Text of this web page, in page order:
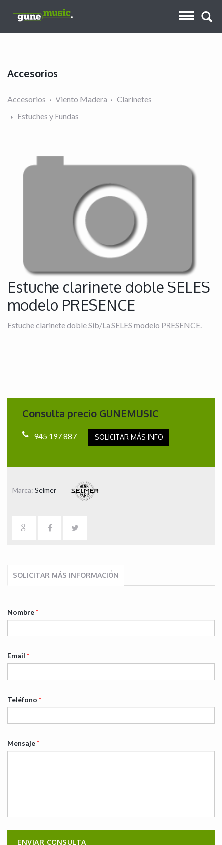
Accesorios
Accesorios Viento Madera
Clarinetes
Estuches y Fundas
Estuche clarinete doble SELES
modelo PRESENCE
Estuche clarinete doble Sib/La SELES modelo PRESENCE.
Consulta precio GUNEMUSIC
945 197 887 SOLICITAR MÁS INFO
Marca: Selmer
SOLICITAR MÁS INFORMACIÓN
Nombre*
Email *
Teléfono *
Mensaje*